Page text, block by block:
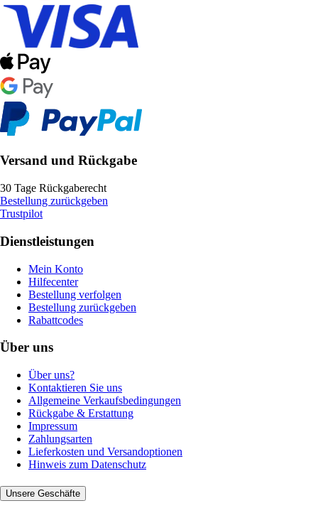
Versand und Rückgabe
30 Tage Rückgaberecht
Bestellung zurückgeben
Trustpilot
Dienstleistungen
Mein Konto
Hilfecenter
Bestellung verfolgen
Bestellung zurückgeben
Rabattcodes
Über uns
Über uns?
Kontaktieren Sie uns
Allgemeine Verkaufsbedingungen
Rückgabe & Erstattung
Impressum
Zahlungsarten
Lieferkosten und Versandoptionen
Hinweis zum Datenschutz
Unsere Geschäfte